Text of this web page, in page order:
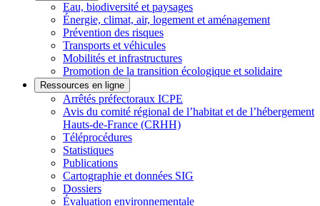
Eau, biodiversité et paysages
Énergie, climat, air, logement et aménagement
Prévention des risques
Transports et véhicules
Mobilités et infrastructures
Promotion de la transition écologique et solidaire
Ressources en ligne
Arrêtés préfectoraux ICPE
Avis du comité régional de l’habitat et de l’hébergement
Hauts-de-France (CRHH)
Téléprocédures
Statistiques
Publications
Cartographie et données SIG
Dossiers
Évaluation environnementale